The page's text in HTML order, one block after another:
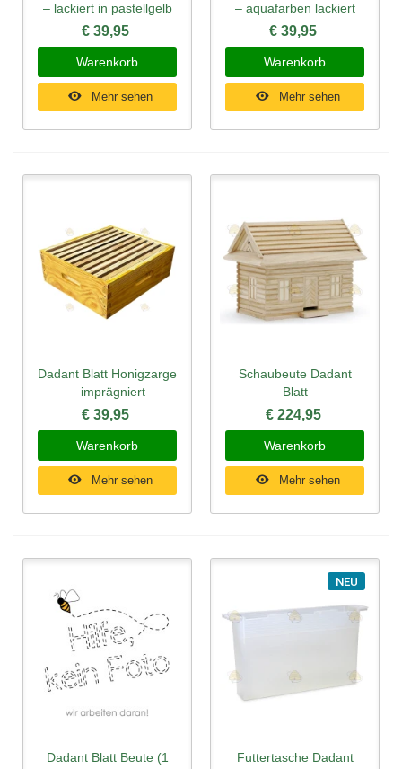
– lackiert in pastellgelb
€ 39,95
Warenkorb
Mehr sehen
– aquafarben lackiert
€ 39,95
Warenkorb
Mehr sehen
Dadant Blatt Honigzarge
– imprägniert
€ 39,95
Warenkorb
Mehr sehen
Schaubeute Dadant
Blatt
€ 224,95
Warenkorb
Mehr sehen
Dadant Blatt Beute (1
NEU
Futtertasche Dadant